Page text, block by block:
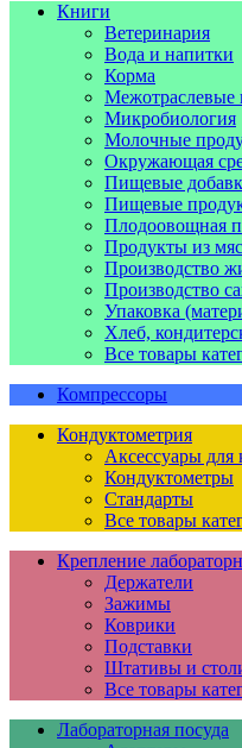
Книги
Ветеринария
Вода и напитки
Корма
Межотраслевые
Микробиология
Молочные
Окружающая
Пищевые
Пищевые
Плодоовощная
Продукты из
Производство
Производство
Упаковка
Хлеб,
Все товары
Компрессоры
Кондуктометрия
Аксессуары для
Кондуктометры
Стандарты
Все товары
Крепление
Держатели
Зажимы
Коврики
Подставки
Штативы и
Все товары
Лабораторная посуда